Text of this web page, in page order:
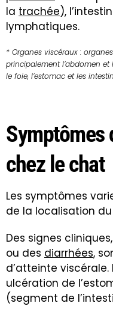
la trachée),
lymphatiques.
* Organes viscéraux :
principalement l’abdomen
le foie, l’estomac et les
Symptômes
chez le chat
Les symptômes
de la localisation
Des signes
ou des diarrhées,
d’atteinte
ulcération de
(segment de